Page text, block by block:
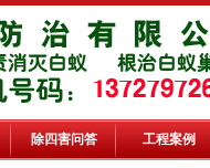
除四害问答 工程案例